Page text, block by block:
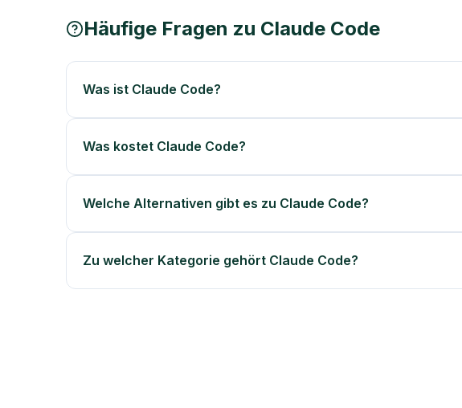
Häufige Fragen zu Claude Code
Was ist Claude Code?
Was kostet Claude Code?
Welche Alternativen gibt es zu Claude Code?
Zu welcher Kategorie gehört Claude Code?